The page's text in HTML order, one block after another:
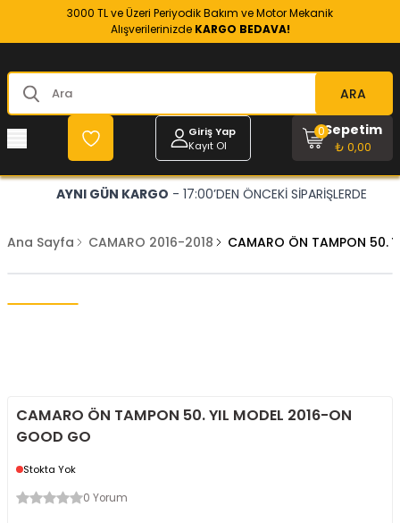
3000 TL ve Üzeri Periyodik Bakım ve Motor Mekanik
Alışverilerinizde KARGO BEDAVA!
ARA
Giriş Yap
Kayıt Ol
Sepetim
₺ 0,00
0
AYNI GÜN KARGO - 17:00’DEN ÖNCEKİ SİPARİŞLERDE
Ana Sayfa CAMARO 2016-2018 CAMARO ÖN TAMPON 50.
CAMARO ÖN TAMPON 50. YIL MODEL 2016-ON
GOOD GO
Stokta Yok
0 Yorum